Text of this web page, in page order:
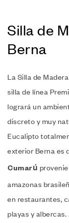
Silla de
Berna
La Silla de
silla de línea
logrará un
discreto y muy
Eucalipto
exterior Berna es
Cumarú
amazonas
en restaurantes,
playas y